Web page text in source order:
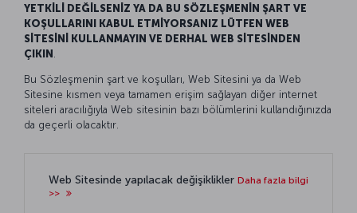
YETKİLİ DEĞİLSENİZ YA DA BU SÖZLEŞMENİN ŞART VE
KOŞULLARINI KABUL ETMİYORSANIZ LÜTFEN WEB
SİTESİNİ KULLANMAYIN VE DERHAL WEB SİTESİNDEN
ÇIKIN
Bu Sözleşmenin şart ve koşulları, Web Sitesini ya da Web
Sitesine kısmen veya tamamen erişim sağlayan diğer internet
siteleri aracılığıyla Web sitesinin bazı bölümlerini kullandığınızda
da geçerli olacaktır.
Web Sitesinde yapılacak değişiklikler Daha fazla bilgi
>>